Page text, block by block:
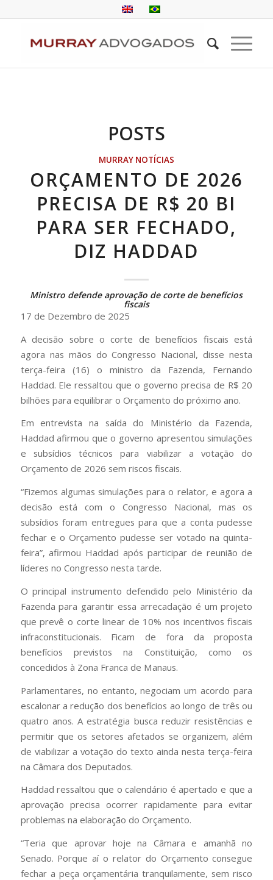
POSTS
MURRAY NOTÍCIAS
ORÇAMENTO DE 2026
PRECISA DE R$ 20 BI
PARA SER FECHADO,
DIZ HADDAD
Ministro defende aprovação de corte de benefícios
fiscais
17 de Dezembro de 2025
A decisão sobre o corte de benefícios fiscais está
agora nas mãos do Congresso Nacional, disse nesta
terça-feira (16) o ministro da Fazenda, Fernando
Haddad. Ele ressaltou que o governo precisa de R$ 20
bilhões para equilibrar o Orçamento do próximo ano.
Em entrevista na saída do Ministério da Fazenda,
Haddad afirmou que o governo apresentou simulações
e subsídios técnicos para viabilizar a votação do
Orçamento de 2026 sem riscos fiscais.
“Fizemos algumas simulações para o relator, e agora a
decisão está com o Congresso Nacional, mas os
subsídios foram entregues para que a conta pudesse
fechar e o Orçamento pudesse ser votado na quinta-
feira”, afirmou Haddad após participar de reunião de
líderes no Congresso nesta tarde.
O principal instrumento defendido pelo Ministério da
Fazenda para garantir essa arrecadação é um projeto
que prevê o corte linear de 10% nos incentivos fiscais
infraconstitucionais. Ficam de fora da proposta
benefícios previstos na Constituição, como os
concedidos à Zona Franca de Manaus.
Parlamentares, no entanto, negociam um acordo para
escalonar a redução dos benefícios ao longo de três ou
quatro anos. A estratégia busca reduzir resistências e
permitir que os setores afetados se organizem, além
de viabilizar a votação do texto ainda nesta terça-feira
na Câmara dos Deputados.
Haddad ressaltou que o calendário é apertado e que a
aprovação precisa ocorrer rapidamente para evitar
problemas na elaboração do Orçamento.
“Teria que aprovar hoje na Câmara e amanhã no
Senado. Porque aí o relator do Orçamento consegue
fechar a peça orçamentária tranquilamente, sem risco